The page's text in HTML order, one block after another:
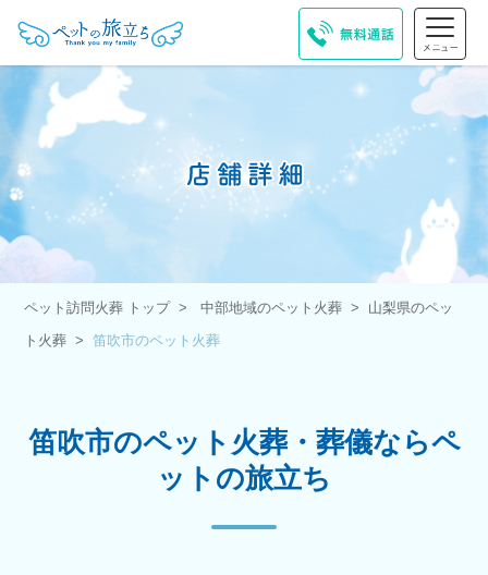
ペット訪問火葬 トップ 中部地域のペット火葬
山梨県のペッ
ト火葬
笛吹市のペット火葬
笛吹市のペット火葬・葬儀ならペ
ットの旅立ち